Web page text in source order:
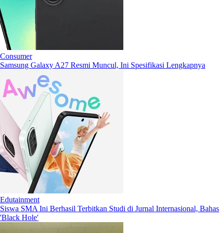
Consumer
Samsung Galaxy A27 Resmi Muncul, Ini Spesifikasi Lengkapnya
Edutainment
Siswa SMA Ini Berhasil Terbitkan Studi di Jurnal Internasional, Bahas
'Black Hole'